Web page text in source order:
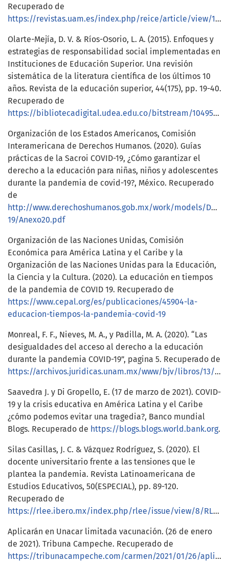
Recuperado de
https://revistas.uam.es/index.php/reice/article/view/10139
Olarte-Mejía, D. V. & Ríos-Osorio, L. A. (2015). Enfoques y
estrategias de responsabilidad social implementadas en
Instituciones de Educación Superior. Una revisión
sistemática de la literatura científica de los últimos 10
años. Revista de la educación superior, 44(175), pp. 19-40.
Recuperado de
https://bibliotecadigital.udea.edu.co/bitstream/10495/29390/1/OlarteDiana_2015_ResponsabilidadSocialIES.pdf
Organización de los Estados Americanos, Comisión
Interamericana de Derechos Humanos. (2020). Guías
prácticas de la Sacroi COVID-19, ¿Cómo garantizar el
derecho a la educación para niñas, niños y adolescentes
durante la pandemia de covid-19?, México. Recuperado
de
http://www.derechoshumanos.gob.mx/work/models/
19/Anexo20.pdf
Organización de las Naciones Unidas, Comisión
Económica para América Latina y el Caribe y la
Organización de las Naciones Unidas para la Educación,
la Ciencia y la Cultura. (2020). La educación en tiempos
de la pandemia de COVID 19. Recuperado de
https://www.cepal.org/es/publicaciones/45904-la-
educacion-tiempos-la-pandemia-covid-19
Monreal, F. F., Nieves, M. A., y Padilla, M. A. (2020). “Las
desigualdades del acceso al derecho a la educación
durante la pandemia COVID-19”, pagina 5. Recuperado de
https://archivos.juridicas.unam.mx/www/bjv/libros/13/6349/17.pdf
Saavedra J. y Di Gropello, E. (17 de marzo de 2021). COVID-
19 y la crisis educativa en América Latina y el Caribe
¿cómo podemos evitar una tragedia?, Banco mundial
Blogs. Recuperado de https://blogs.blogs.world.bank.org.
Silas Casillas, J. C. & Vázquez Rodríguez, S. (2020). El
docente universitario frente a las tensiones que le
plantea la pandemia. Revista Latinoamericana de
Estudios Educativos, 50(ESPECIAL), pp. 89-120.
Recuperado de
https://rlee.ibero.mx/index.php/rlee/issue/view/8/RLEE.L.ESPECIAL
Aplicarán en Unacar limitada vacunación. (26 de enero
de 2021). Tribuna Campeche. Recuperado de
https://tribunacampeche.com/carmen/2021/01/26/